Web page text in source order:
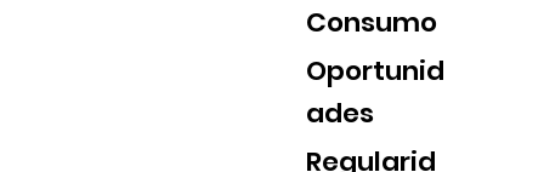
Consumo
Oportunid
ades
Regularid